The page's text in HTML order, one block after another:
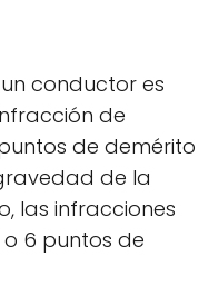
conductor es
de
de demérito
de la
las infracciones
6 puntos de